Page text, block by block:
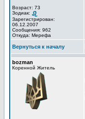
Возраст: 73
Зодиак:
Зарегистрирован:
06.12.2007
Сообщения: 962
Откуда: Мерефа
Вернуться к началу
bozman
Коренной Житель